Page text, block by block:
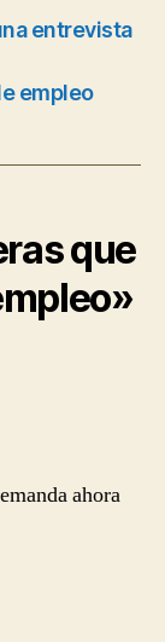
entrevista
empleo
que
ahora